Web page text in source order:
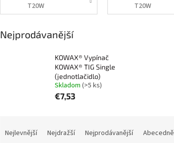
T20W
T20W
Nejprodávanější
KOWAX® Vypínač
KOWAX® TIG Single
(jednotlačidlo)
Skladom (>5 ks)
€7,53
Nejlevnější Nejdražší Nejprodávanější Abecedně